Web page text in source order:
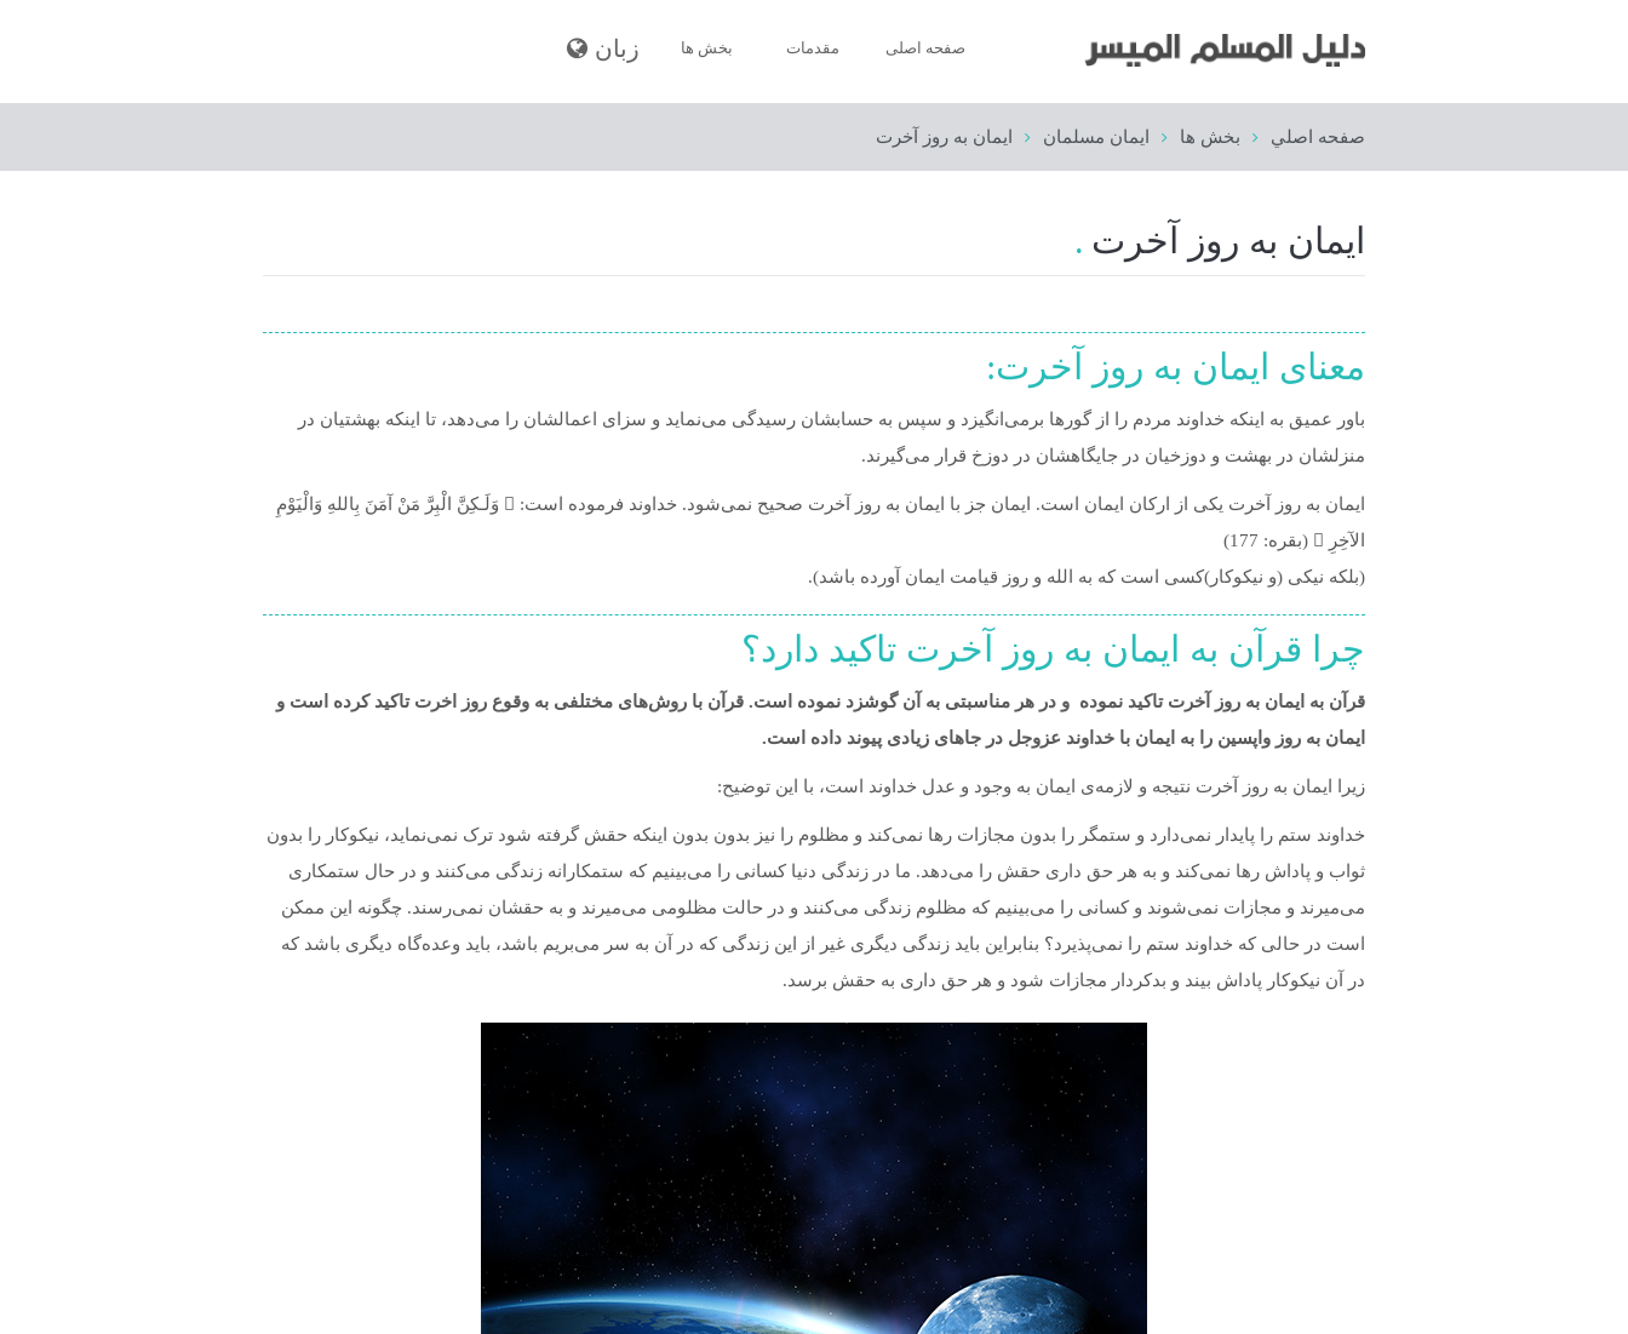
صفحه اصلى مقدمات بخش ها
اخلاق مسلمان
اذکار و دعاها
زبان
صفحه اصلي بخش ها ايمان مسلمان ایمان به روز آخرت
ایمان به روز آخرت
معنای ایمان به روز آخرت:
باور عمیق به اینکه خداوند مردم را از گورها برمی‌انگیزد و سپس به حسابشان رسیدگی می‌نماید و سزای اعمالشان را می‌دهد، تا اینکه بهشتیان در
منزلشان در بهشت و دوزخیان در جایگاهشان در دوزخ قرار می‌گیرند.
ایمان به روز آخرت یکی از ارکان ایمان است. ایمان جز با ایمان به روز آخرت صحیح نمی‌شود. خداوند فرموده است:  وَلَـكِنَّ الْبِرَّ مَنْ آمَنَ بِاللهِ وَالْيَوْمِ
الآخِرِ  (بقره: 177)
(بلکه نیکی (و نیکوکار)کسی است که به الله و روز قیامت ایمان آورده باشد).
چرا قرآن به ایمان به روز آخرت تاکید دارد؟
قرآن به ایمان به روز آخرت تاکید نموده و در هر مناسبتی به آن گوشزد نموده است. قرآن با روش‌های مختلفی به وقوع روز اخرت تاکید کرده است و
ایمان به روز واپسین را به ایمان با خداوند عزوجل در جاهای زیادی پیوند داده است.
زیرا ایمان به روز آخرت نتیجه و لازمه‌ی ایمان به وجود و عدل خداوند است، با این توضیح:
خداوند ستم را پایدار نمی‌دارد و ستمگر را بدون مجازات رها نمی‌کند و مظلوم را نیز بدون بدون اینکه حقش گرفته شود ترک نمی‌نماید، نیکوکار را بدون
ثواب و پاداش رها نمی‌کند و به هر حق داری حقش را می‌دهد. ما در زندگی دنیا کسانی را می‌بینیم که ستمکارانه زندگی می‌کنند و در حال ستمکاری
می‌میرند و مجازات نمی‌شوند و کسانی را می‌بینیم که مظلوم زندگی می‌کنند و در حالت مظلومی می‌میرند و به حقشان نمی‌رسند. چگونه این ممکن
است در حالی که خداوند ستم را نمی‌پذیرد؟ بنابراین باید زندگی دیگری غیر از این زندگی که در آن به سر می‌بریم باشد، باید وعده‌گاه دیگری باشد که
در آن نیکوکار پاداش بیند و بدکردار مجازات شود و هر حق داری به حقش برسد.